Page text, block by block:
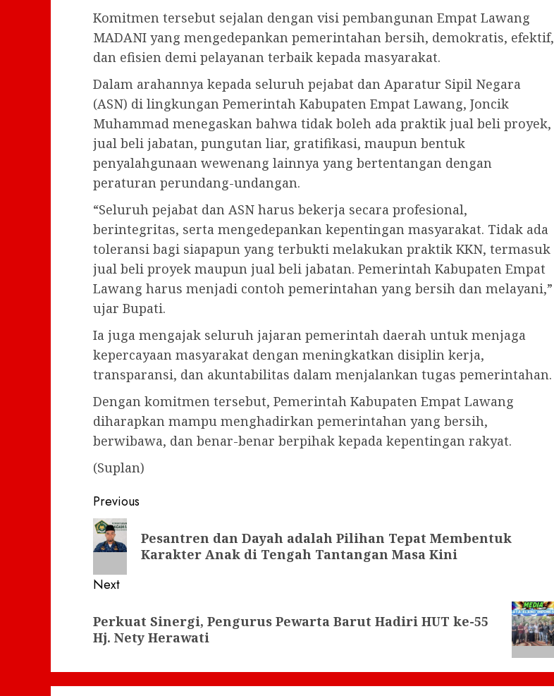
Komitmen tersebut sejalan dengan visi pembangunan Empat Lawang
MADANI yang mengedepankan pemerintahan bersih, demokratis, efektif,
dan efisien demi pelayanan terbaik kepada masyarakat.
Dalam arahannya kepada seluruh pejabat dan Aparatur Sipil Negara
(ASN) di lingkungan Pemerintah Kabupaten Empat Lawang, Joncik
Muhammad menegaskan bahwa tidak boleh ada praktik jual beli proyek,
jual beli jabatan, pungutan liar, gratifikasi, maupun bentuk
penyalahgunaan wewenang lainnya yang bertentangan dengan
peraturan perundang-undangan.
“Seluruh pejabat dan ASN harus bekerja secara profesional,
berintegritas, serta mengedepankan kepentingan masyarakat. Tidak ada
toleransi bagi siapapun yang terbukti melakukan praktik KKN, termasuk
jual beli proyek maupun jual beli jabatan. Pemerintah Kabupaten Empat
Lawang harus menjadi contoh pemerintahan yang bersih dan melayani,”
ujar Bupati.
Ia juga mengajak seluruh jajaran pemerintah daerah untuk menjaga
kepercayaan masyarakat dengan meningkatkan disiplin kerja,
transparansi, dan akuntabilitas dalam menjalankan tugas pemerintahan.
Dengan komitmen tersebut, Pemerintah Kabupaten Empat Lawang
diharapkan mampu menghadirkan pemerintahan yang bersih,
berwibawa, dan benar-benar berpihak kepada kepentingan rakyat.
(Suplan)
Post
navigation
Previous
Previous
post:
Pesantren dan Dayah adalah Pilihan Tepat Membentuk
Karakter Anak di Tengah Tantangan Masa Kini
Next
post:
Perkuat Sinergi, Pengurus Pewarta Barut Hadiri HUT ke-55
Hj. Nety Herawati